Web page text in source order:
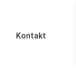
Kontakt